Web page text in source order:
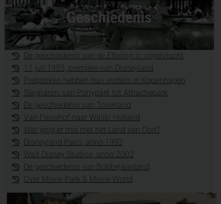
Geschiedenis
De geschiedenis van de Efteling in vogelvlucht
17 juli 1955, première van Disneyland
Pretparken hebben hun wortels in Kopenhagen
Slagharen: van Ponypark tot Attractiepark
De geschiedenis van Toverland
Van Flevohof naar Walibi Holland
Wat ging er mis met het Land van Ooit?
Disneyland Paris, anno 1992
Walt Disney Studios, anno 2002
De geschiedenis van Bobbejaanland
Over Movie Park & Movie World